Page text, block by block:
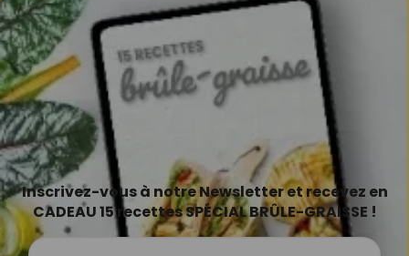
Inscrivez-vous à notre Newsletter et recevez en
CADEAU 15 recettes SPÉCIAL BRÛLE-GRAISSE !